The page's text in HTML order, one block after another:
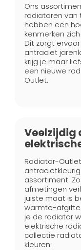
Ons
radiatoren van
hebben een
kenmerken
Dit zorgt
antraciet
krijg je maar
een nieuwe
Outlet.
Veelzijdig
Radiator-
assortiment.
afmetingen
juiste maat is
warmte-afgifte
je de radiator
elektrische
collectie
kleuren: